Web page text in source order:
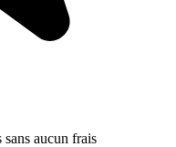
aucun frais